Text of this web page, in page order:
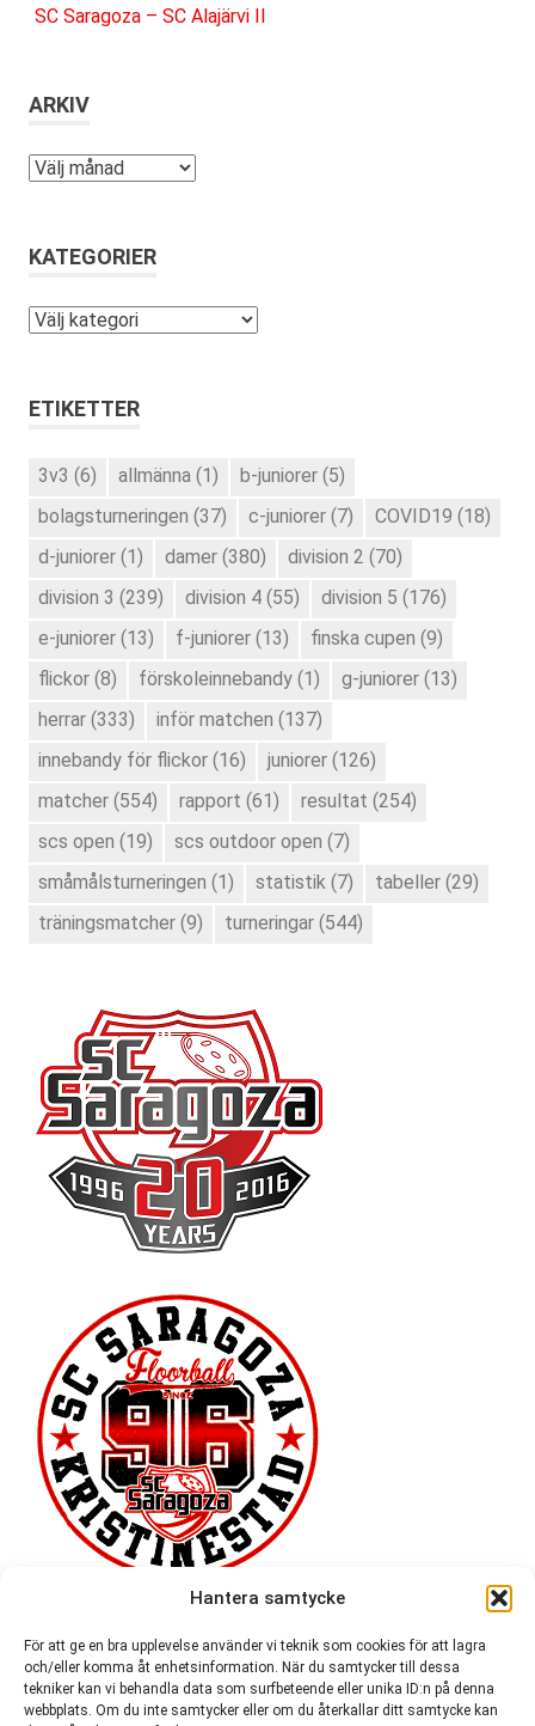
Hantera samtycke
För att ge en bra upplevelse använder vi teknik som cookies för att lagra
och/eller komma åt enhetsinformation. När du samtycker till dessa
tekniker kan vi behandla data som surfbeteende eller unika ID:n på denna
webbplats. Om du inte samtycker eller om du återkallar ditt samtycke kan
SC Saragoza – SC Alajärvi II
ARKIV
Arkiv
KATEGORIER
Kategorier
ETIKETTER
3v3 (6) allmänna (1) b-juniorer (5)
bolagsturneringen (37) c-juniorer (7) COVID19 (18)
d-juniorer (1) damer (380) division 2 (70)
division 3 (239) division 4 (55) division 5 (176)
e-juniorer (13) f-juniorer (13) finska cupen (9)
flickor (8) förskoleinnebandy (1) g-juniorer (13)
herrar (333) inför matchen (137)
innebandy för flickor (16) juniorer (126)
matcher (554) rapport (61) resultat (254)
scs open (19) scs outdoor open (7)
småmålsturneringen (1) statistik (7) tabeller (29)
träningsmatcher (9) turneringar (544)